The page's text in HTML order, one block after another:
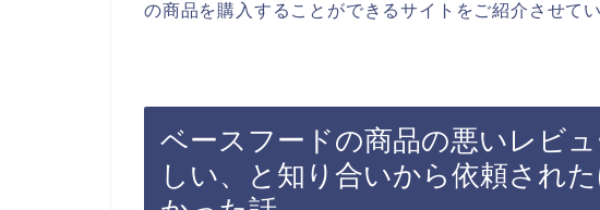
の商品を購入することができるサイトをご紹介させて
ベースフードの商品の悪いレビ
しい、と知り合いから依頼され